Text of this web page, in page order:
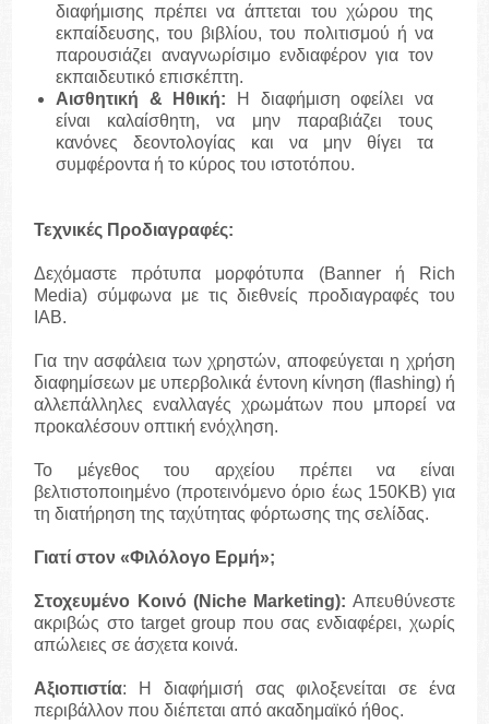
διαφήμισης πρέπει να άπτεται του χώρου της
εκπαίδευσης, του βιβλίου, του πολιτισμού ή να
παρουσιάζει αναγνωρίσιμο ενδιαφέρον για τον
εκπαιδευτικό επισκέπτη.
Αισθητική & Ηθική: Η διαφήμιση οφείλει να
είναι καλαίσθητη, να μην παραβιάζει τους
κανόνες δεοντολογίας και να μην θίγει τα
συμφέροντα ή το κύρος του ιστοτόπου.
Τεχνικές Προδιαγραφές:
Δεχόμαστε πρότυπα μορφότυπα (Banner ή Rich
Media) σύμφωνα με τις διεθνείς προδιαγραφές του
IAB.
Για την ασφάλεια των χρηστών, αποφεύγεται η χρήση
διαφημίσεων με υπερβολικά έντονη κίνηση (flashing) ή
αλλεπάλληλες εναλλαγές χρωμάτων που μπορεί να
προκαλέσουν οπτική ενόχληση.
Το μέγεθος του αρχείου πρέπει να είναι
βελτιστοποιημένο (προτεινόμενο όριο έως 150KB) για
τη διατήρηση της ταχύτητας φόρτωσης της σελίδας.
Γιατί στον «Φιλόλογο Ερμή»;
Στοχευμένο Κοινό (Niche Marketing): Απευθύνεστε
ακριβώς στο target group που σας ενδιαφέρει, χωρίς
απώλειες σε άσχετα κοινά.
Αξιοπιστία: Η διαφήμισή σας φιλοξενείται σε ένα
περιβάλλον που διέπεται από ακαδημαϊκό ήθος.